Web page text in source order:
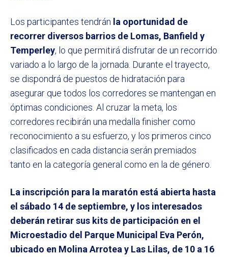
Los participantes tendrán la oportunidad de
recorrer diversos barrios de Lomas, Banfield y
Temperley, lo que permitirá disfrutar de un recorrido
variado a lo largo de la jornada. Durante el trayecto,
se dispondrá de puestos de hidratación para
asegurar que todos los corredores se mantengan en
óptimas condiciones. Al cruzar la meta, los
corredores recibirán una medalla finisher como
reconocimiento a su esfuerzo, y los primeros cinco
clasificados en cada distancia serán premiados
tanto en la categoría general como en la de género.
La inscripción para la maratón está abierta hasta
el sábado 14 de septiembre, y los interesados
deberán retirar sus kits de participación en el
Microestadio del Parque Municipal Eva Perón,
ubicado en Molina Arrotea y Las Lilas, de 10 a 16